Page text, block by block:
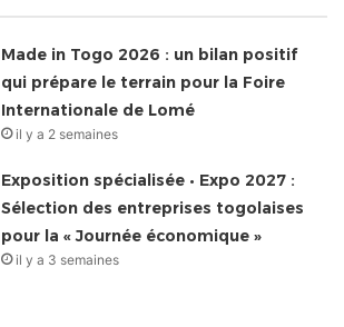
Made in Togo 2026 : un bilan positif
qui prépare le terrain pour la Foire
Internationale de Lomé
il y a 2 semaines
Exposition spécialisée • Expo 2027 :
Sélection des entreprises togolaises
pour la « Journée économique »
il y a 3 semaines